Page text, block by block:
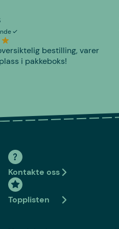
bestilling, varer
i pakkeboks!
Kontakte oss
Topplisten